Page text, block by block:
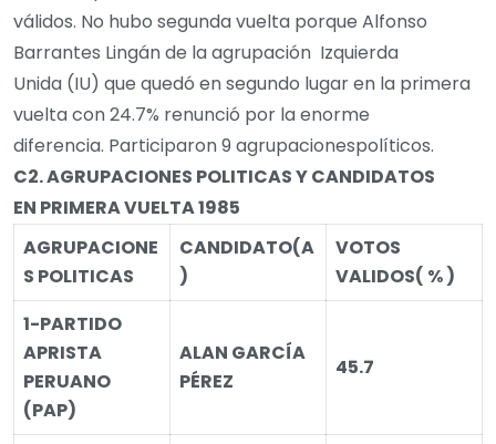
válidos. No hubo segunda vuelta porque Alfonso
Barrantes Lingán de la agrupación Izquierda
Unida (IU) que quedó en segundo lugar en la primera
vuelta con 24.7% renunció por la enorme
diferencia. Participaron 9 agrupacionespolíticos.
C2.AGRUPACIONES POLITICAS Y CANDIDATOS
EN PRIMERA VUELTA1985
AGRUPACIONE
S POLITICAS
CANDIDATO(A
)
VOTOS
VALIDOS( % )
1-PARTIDO
APRISTA
PERUANO
(PAP)
ALAN GARCÍA
PÉREZ
45.7